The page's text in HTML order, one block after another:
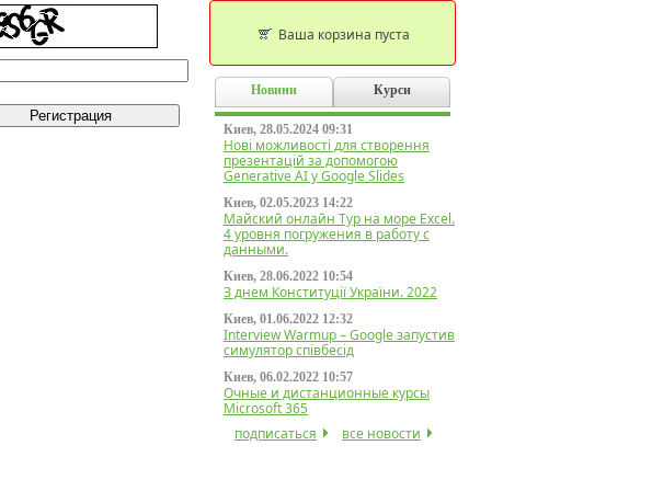
Ваша корзина пуста
Новини Курси
Киев, 28.05.2024 09:31
Нові можливості для створення
презентацій за допомогою
Generative AI у Google Slides
Киев, 02.05.2023 14:22
Майский онлайн Тур на море Excel.
4 уровня погружения в работу с
данными.
Киев, 28.06.2022 10:54
З днем Конституції України. 2022
Киев, 01.06.2022 12:32
Interview Warmup – Google запустив
симулятор співбесід
Киев, 06.02.2022 10:57
Очные и дистанционные курсы
Microsoft 365
подписаться
все новости